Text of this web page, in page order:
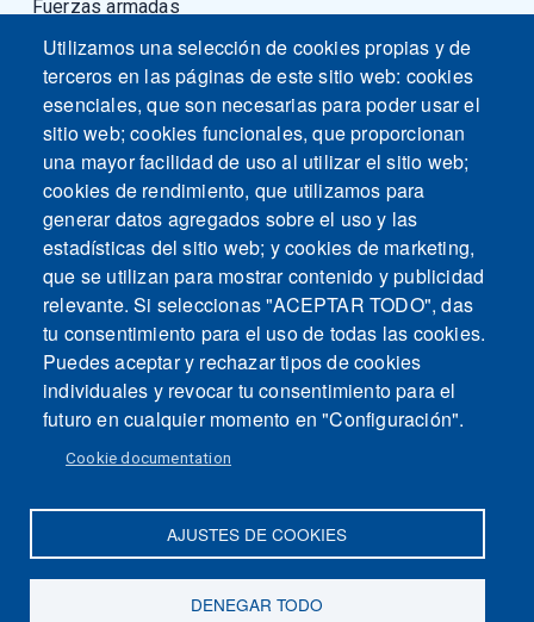
Fuerzas armadas
ContactoAviso legalPolitica de Privacidad
Utilizamos una selección de cookies propias y de
terceros en las páginas de este sitio web: cookies
esenciales, que son necesarias para poder usar el
sitio web; cookies funcionales, que proporcionan
una mayor facilidad de uso al utilizar el sitio web;
cookies de rendimiento, que utilizamos para
generar datos agregados sobre el uso y las
estadísticas del sitio web; y cookies de marketing,
que se utilizan para mostrar contenido y publicidad
relevante. Si seleccionas "ACEPTAR TODO", das
tu consentimiento para el uso de todas las cookies.
Puedes aceptar y rechazar tipos de cookies
individuales y revocar tu consentimiento para el
futuro en cualquier momento en "Configuración".
Cookie documentation
AJUSTES DE COOKIES
DENEGAR TODO